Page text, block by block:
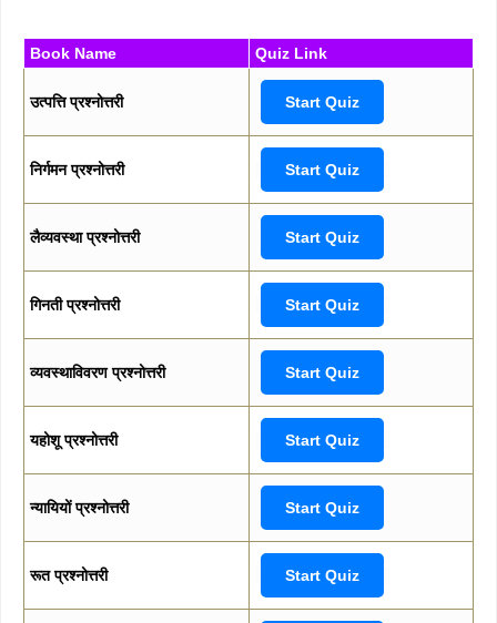
Book Name Quiz Link
उत्पत्ति प्रश्नोत्तरी Start Quiz
निर्गमन प्रश्नोत्तरी Start Quiz
लैव्यवस्था प्रश्नोत्तरी Start Quiz
गिनती प्रश्नोत्तरी Start Quiz
व्यवस्थाविवरण प्रश्नोत्तरी Start Quiz
यहोशू प्रश्नोत्तरी Start Quiz
न्यायियों प्रश्नोत्तरी Start Quiz
रूत प्रश्नोत्तरी Start Quiz